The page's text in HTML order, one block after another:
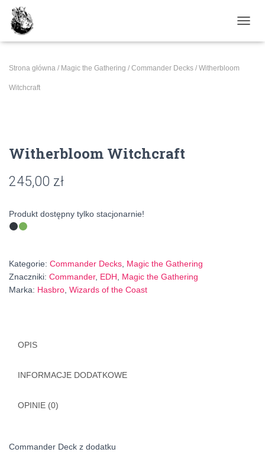
Strona główna / Magic the Gathering / Commander Decks / Witherbloom
Witchcraft
Witherbloom Witchcraft
245,00 zł
Produkt dostępny tylko stacjonarnie!
Kategorie: Commander Decks Magic the Gathering
Znaczniki: Commander, EDH
Magic the Gathering
Marka: Hasbro Wizards of the Coast
OPIS
INFORMACJE DODATKOWE
OPINIE (0)
Commander Deck z dodatku